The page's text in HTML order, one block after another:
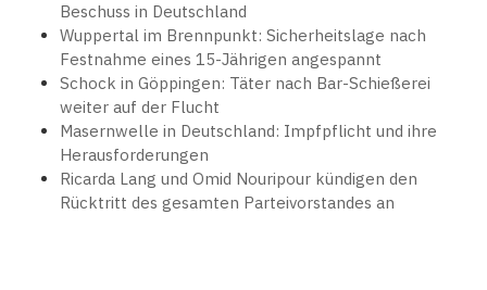
Beschuss in Deutschland
Wuppertal im Brennpunkt: Sicherheitslage nach
Festnahme eines 15-Jährigen angespannt
Schock in Göppingen: Täter nach Bar-Schießerei
weiter auf der Flucht
Masernwelle in Deutschland: Impfpflicht und ihre
Herausforderungen
Ricarda Lang und Omid Nouripour kündigen den
Rücktritt des gesamten Parteivorstandes an